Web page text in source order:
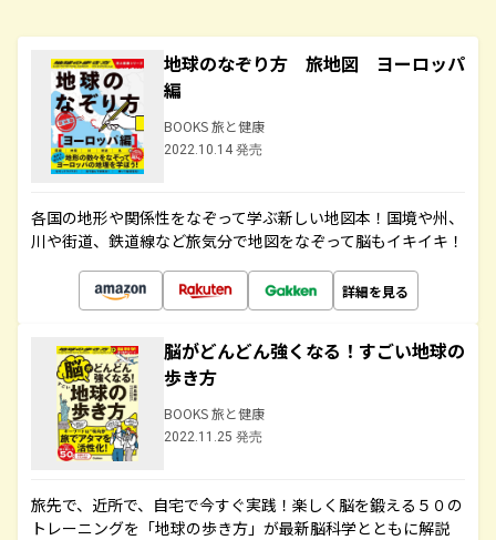
地球のなぞり方 旅地図 ヨーロッパ
編
BOOKS 旅と健康
2022.10.14 発売
各国の地形や関係性をなぞって学ぶ新しい地図本！国境や州、
川や街道、鉄道線など旅気分で地図をなぞって脳もイキイキ！
詳細を見る
脳がどんどん強くなる！すごい地球の
歩き方
BOOKS 旅と健康
2022.11.25 発売
旅先で、近所で、自宅で今すぐ実践！楽しく脳を鍛える５０の
トレーニングを「地球の歩き方」が最新脳科学とともに解説